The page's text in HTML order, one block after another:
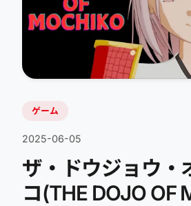
ゲーム
2025-06-05
ザ・ドウジョウ・
コ(THE DOJO OF